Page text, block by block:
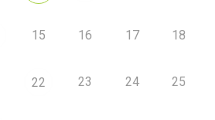
15 16 17 18
22 23 24 25